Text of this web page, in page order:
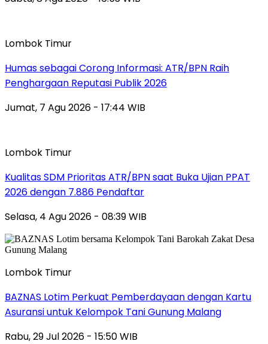
Lombok Timur
Humas sebagai Corong Informasi: ATR/BPN Raih
Penghargaan Reputasi Publik 2026
Jumat, 7 Agu 2026 - 17:44 WIB
Lombok Timur
Kualitas SDM Prioritas ATR/BPN saat Buka Ujian PPAT
2026 dengan 7.886 Pendaftar
Selasa, 4 Agu 2026 - 08:39 WIB
Lombok Timur
BAZNAS Lotim Perkuat Pemberdayaan dengan Kartu
Asuransi untuk Kelompok Tani Gunung Malang
Rabu, 29 Jul 2026 - 15:50 WIB